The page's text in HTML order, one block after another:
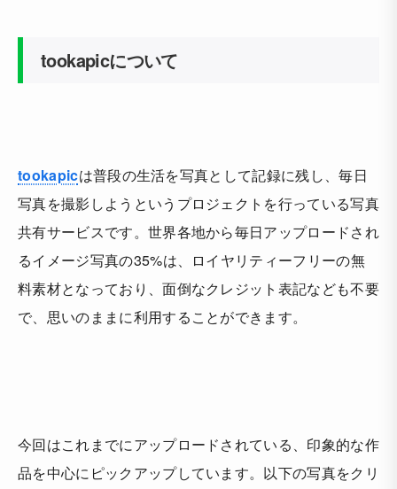
tookapicについて
tookapicは普段の生活を写真として記録に残し、毎日
写真を撮影しようというプロジェクトを行っている写真
共有サービスです。世界各地から毎日アップロードされ
るイメージ写真の35%は、ロイヤリティーフリーの無
料素材となっており、面倒なクレジット表記なども不要
で、思いのままに利用することができます。
今回はこれまでにアップロードされている、印象的な作
品を中心にピックアップしています。以下の写真をクリ